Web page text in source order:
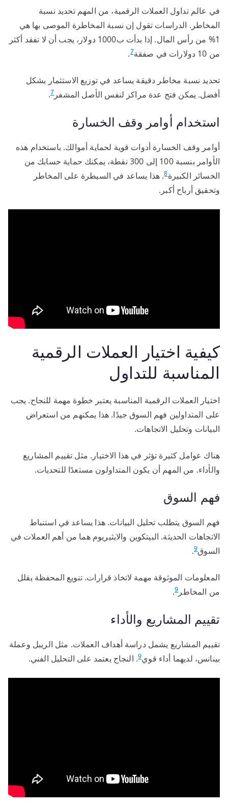
في عالم تداول العملات الرقمية، من المهم تحديد نسبة
المخاطر. الدراسات تقول إن نسبة المخاطرة الموصى بها هي
1% من رأس المال. إذا بدأت ب1000 دولار، يجب أن لا تفقد أكثر
من 10 دولارات في صفقة
7
.
تحديد نسبة مخاطر دقيقة يساعد في توزيع الاستثمار بشكل
أفضل. يمكن فتح عدة مراكز لنفس الأصل المشفر7
.
استخدام أوامر وقف الخسارة
أوامر وقف الخسارة أدوات قوية لحماية أموالك. باستخدام هذه
الأوامر بنسبة 100 إلى 300 نقطة، يمكنك حماية حسابك من
الخسائر الكبيرة8. هذا يساعد في السيطرة على المخاطر
وتحقيق أرباح أكبر.
كيفية اختيار العملات الرقمية
المناسبة للتداول
اختيار العملات الرقمية المناسبة يعتبر خطوة مهمة للنجاح. يجب
على المتداولين فهم السوق جيدًا. هذا يمكنهم من استعراض
البيانات وتحليل الاتجاهات.
هناك عوامل كثيرة تؤثر في هذا الاختيار. مثل تقييم المشاريع
والأداء. من المهم أن يكون المتداولون مستعدًا للتحديات.
فهم السوق
فهم السوق يتطلب تحليل البيانات. هذا يساعد في استنباط
الاتجاهات الحديثة. البيتكوين والايثيريوم هما من أهم العملات في
السوق9
.
المعلومات الموثوقة مهمة لاتخاذ قرارات. تنويع المحفظة يقلل
من المخاطر9
.
تقييم المشاريع والأداء
تقييم المشاريع يشمل دراسة أهداف العملات. مثل الريبل وعملة
بينانس، لديهما أداء قوي9. النجاح يعتمد على التحليل الفني.